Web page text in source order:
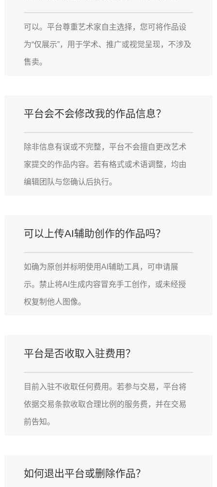
可以。平台尊重艺术家自主选择，您可将作品设
为“仅展示”，用于学术、推广或视觉呈现，不涉及
售卖。
平台会不会修改我的作品信息？
除非信息有误或不完整，平台不会擅自更改艺术
家提交的作品内容。若有格式或术语调整，均由
编辑团队与您确认后执行。
可以上传AI辅助创作的作品吗？
如确为原创并标明使用AI辅助工具，可申请展
示。禁止将AI生成内容冒充手工创作，或未经授
权复制他人图像。
平台是否收取入驻费用？
目前入驻不收取任何费用。若参与交易，平台将
依据交易条款收取合理比例的服务费，并在交易
前告知。
如何退出平台或删除作品？